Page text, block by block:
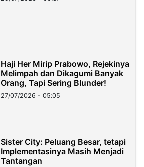
Haji Her Mirip Prabowo, Rejekinya
Melimpah dan Dikagumi Banyak
Orang, Tapi Sering Blunder!
27/07/2026 - 05:05
Sister City: Peluang Besar, tetapi
Implementasinya Masih Menjadi
Tantangan